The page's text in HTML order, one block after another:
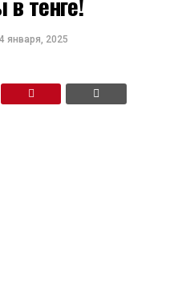
января, 2025